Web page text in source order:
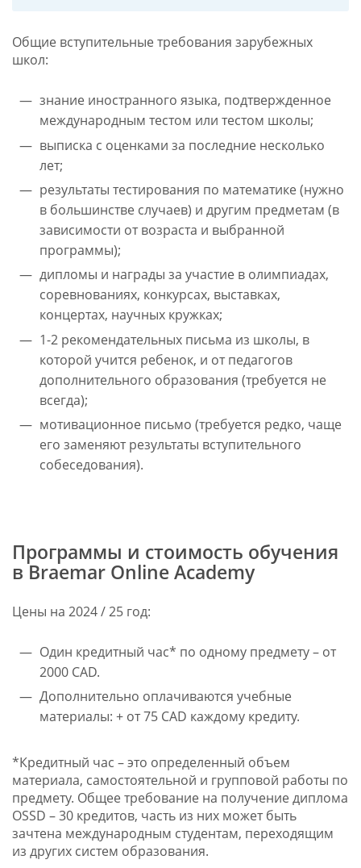
Общие вступительные требования зарубежных
школ:
знание иностранного языка, подтвержденное
международным тестом или тестом школы;
выписка с оценками за последние несколько
лет;
результаты тестирования по математике (нужно
в большинстве случаев) и другим предметам (в
зависимости от возраста и выбранной
программы);
дипломы и награды за участие в олимпиадах,
соревнованиях, конкурсах, выставках,
концертах, научных кружках;
1-2 рекомендательных письма из школы, в
которой учится ребенок, и от педагогов
дополнительного образования (требуется не
всегда);
мотивационное письмо (требуется редко, чаще
его заменяют результаты вступительного
собеседования).
Программы и стоимость обучения
в Braemar Online Academy
Цены на 2024 / 25 год:
Один кредитный час* по одному предмету – от
2000 CAD.
Дополнительно оплачиваются учебные
материалы: + от 75 CAD каждому кредиту.
*Кредитный час – это определенный объем
материала, самостоятельной и групповой работы по
предмету. Общее требование на получение диплома
OSSD – 30 кредитов, часть из них может быть
зачтена международным студентам, переходящим
из других систем образования.